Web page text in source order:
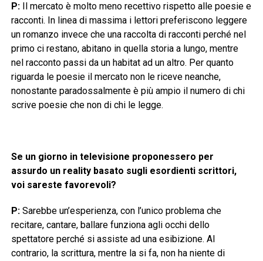
P:
Il mercato è molto meno recettivo rispetto alle poesie e
racconti. In linea di massima i lettori preferiscono leggere
un romanzo invece che una raccolta di racconti perché nel
primo ci restano, abitano in quella storia a lungo, mentre
nel racconto passi da un habitat ad un altro. Per quanto
riguarda le poesie il mercato non le riceve neanche,
nonostante paradossalmente è più ampio il numero di chi
scrive poesie che non di chi le legge.
Se un giorno in televisione proponessero per
assurdo un reality basato sugli esordienti scrittori,
voi sareste favorevoli?
P: Sarebbe un’esperienza, con l’unico problema che
recitare, cantare, ballare funziona agli occhi dello
spettatore perché si assiste ad una esibizione. Al
contrario, la scrittura, mentre la si fa, non ha niente di